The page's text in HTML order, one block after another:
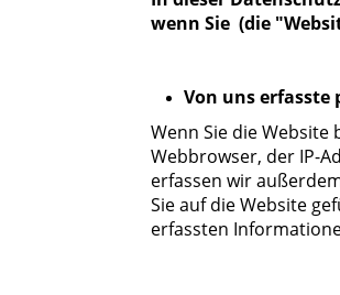
wenn Sie (die
Von uns erfasste
Wenn Sie die
Webbrowser, der IP-
erfassen wir
Sie auf die Website
erfassten